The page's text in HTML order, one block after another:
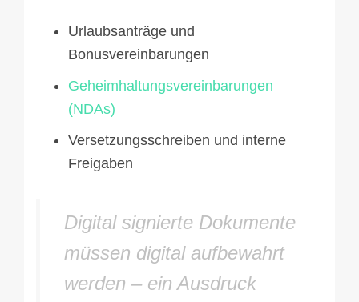
Urlaubsanträge und
Bonusvereinbarungen
Geheimhaltungsvereinbarungen
(NDAs)
Versetzungsschreiben und interne
Freigaben
Digital signierte Dokumente
müssen digital aufbewahrt
werden – ein Ausdruck